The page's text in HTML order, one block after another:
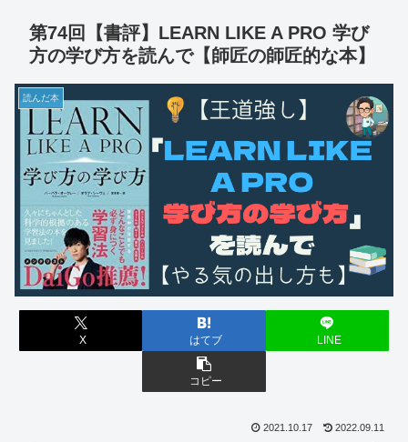
第74回【書評】LEARN LIKE A PRO 学び
方の学び方を読んで【師匠の師匠的な本】
読んだ本
X はてブ LINE
コピー
2021.10.17 2022.09.11